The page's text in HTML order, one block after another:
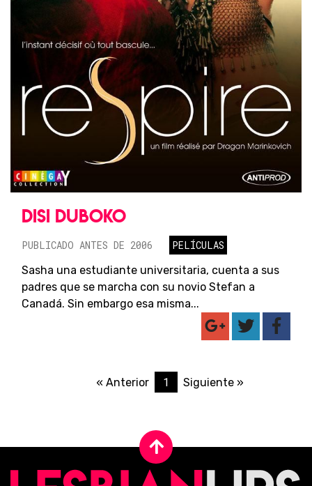
DISI DUBOKO
PUBLICADO ANTES DE 2006
PELÍCULAS
Sasha una estudiante universitaria, cuenta a sus
padres que se marcha con su novio Stefan a
Canadá. Sin embargo esa misma...
« Anterior 1 Siguiente »